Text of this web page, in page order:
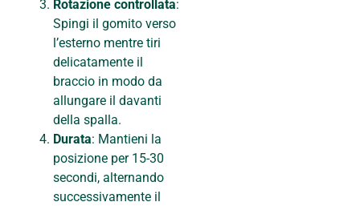
Rotazione controllata:
Spingi il gomito verso
l’esterno mentre tiri
delicatamente il
braccio in modo da
allungare il davanti
della spalla.
Durata: Mantieni la
posizione per 15-30
secondi, alternando
successivamente il